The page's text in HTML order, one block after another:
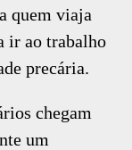
quem viaja
ir ao trabalho
precária.
chegam
um